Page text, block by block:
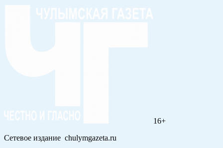
16+
Сетевое издание chulymgazeta.ru